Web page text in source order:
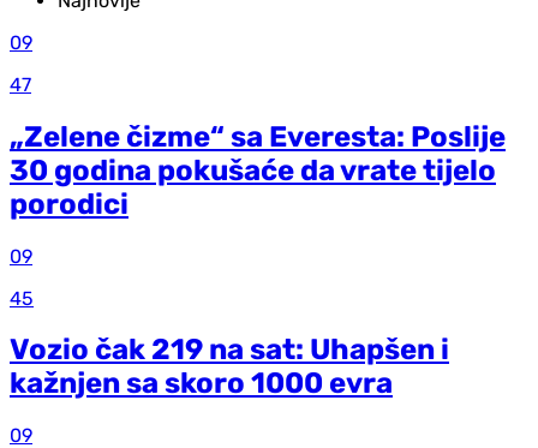
09
47
„Zelene čizme“ sa Everesta: Poslije
30 godina pokušaće da vrate tijelo
porodici
09
45
Vozio čak 219 na sat: Uhapšen i
kažnjen sa skoro 1000 evra
09